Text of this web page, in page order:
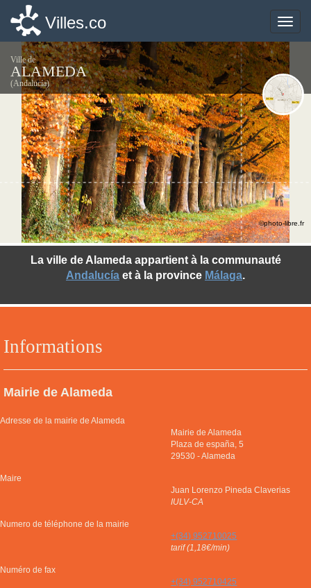
Toggle
Villes.co
Ville de
ALAMEDA
(Andalucía)
Informations
Mairie de Alameda
Adresse de la mairie de Alameda
Mairie de Alameda
Plaza de españa, 5
29530 -Alameda
Maire
Juan Lorenzo Pineda Claverias
IULV-CA
Numero de téléphone de la mairie
+(34) 952710025
tarif (1,18€/min)
Numéro de fax
+(34) 952710425
La ville de Alameda appartient à la communauté
Andalucía et à la province Málaga.
©photo-libre.fr
Toggle
Villes.co